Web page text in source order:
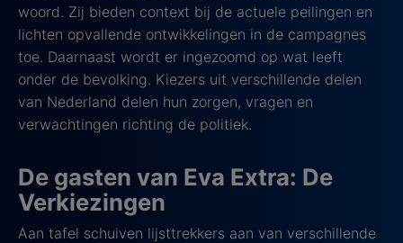
woord. Zij bieden context bij de actuele peilingen en
lichten opvallende ontwikkelingen in de campagnes
toe. Daarnaast wordt er ingezoomd op wat leeft
onder de bevolking. Kiezers uit verschillende delen
van Nederland delen hun zorgen, vragen en
verwachtingen richting de politiek.
De gasten van Eva Extra: De
Verkiezingen
Aan tafel schuiven lijsttrekkers aan van verschillende